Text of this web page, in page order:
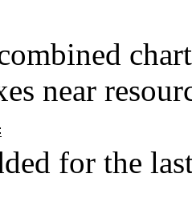
near
for the